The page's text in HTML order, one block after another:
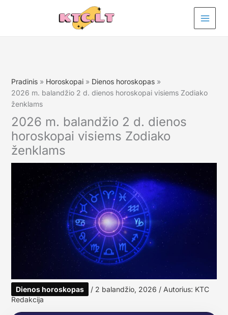
Pradinis Horoskopai
Dienos horoskopas
2026 m. balandžio 2 d. dienos horoskopai visiems Zodiako
ženklams
2026 m. balandžio 2 d. dienos
horoskopai visiems Zodiako
ženklams
Dienos horoskopas / 2 balandžio, 2026 / Autorius: KTC
Redakcija